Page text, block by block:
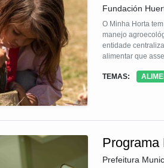
Fundación
O Minha Horta
manejo
entidade
alimentar que
da cultura e da
TEMAS:
Programa
Prefeitura